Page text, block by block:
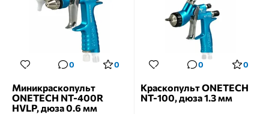
0 0
Миникраскопульт
ONETECH NT-400R
HVLP, дюза 0.6 мм
0 0
Краскопульт ONETECH
NT-100, дюза 1.3 мм